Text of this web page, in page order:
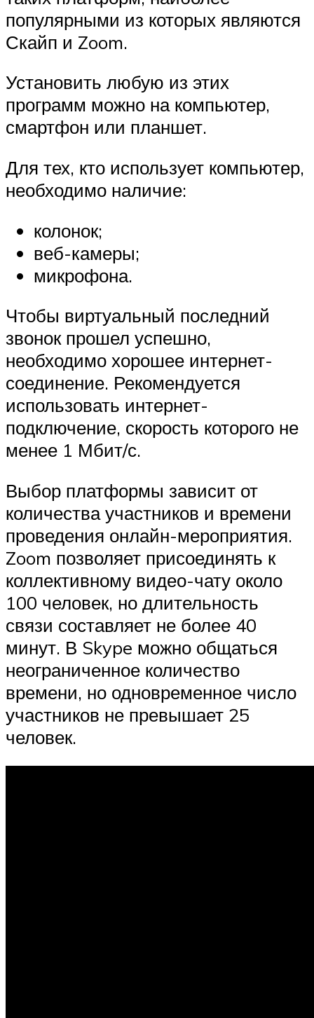
популярными из которых являются
Скайп и Zoom.
Установить любую из этих
программ можно на компьютер,
смартфон или планшет.
Для тех, кто использует компьютер,
необходимо наличие:
колонок;
веб-камеры;
микрофона.
Чтобы виртуальный последний
звонок прошел успешно,
необходимо хорошее интернет-
соединение. Рекомендуется
использовать интернет-
подключение, скорость которого не
менее 1 Мбит/с.
Выбор платформы зависит от
количества участников и времени
проведения онлайн-мероприятия.
Zoom позволяет присоединять к
коллективному видео-чату около
100 человек, но длительность
связи составляет не более 40
минут. В Skype можно общаться
неограниченное количество
времени, но одновременное число
участников не превышает 25
человек.